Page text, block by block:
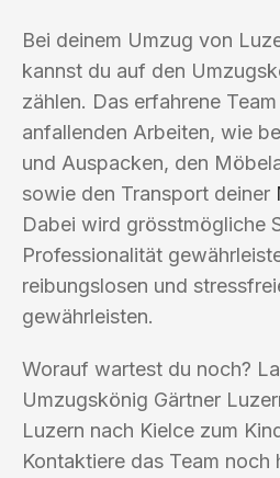
Bei deinem Umzug von
kannst du auf den
zählen. Das erfahrene
anfallenden Arbeiten, wie
und Auspacken, den
sowie den Transport deiner
Dabei wird grösstmögliche
Professionalität
reibungslosen und
gewährleisten.
Worauf wartest du noch?
Umzugskönig Gärtner
Luzern nach Kielce zum
Kontaktiere das Team noch